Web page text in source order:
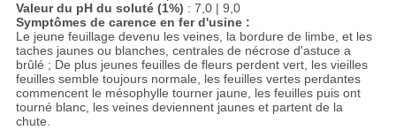
Valeur du pH du soluté (1%) : 7,0 | 9,0
Symptômes de carence en fer d'usine :
Le jeune feuillage devenu les veines, la bordure de limbe, et les
taches jaunes ou blanches, centrales de nécrose d'astuce a
brûlé ; De plus jeunes feuilles de fleurs perdent vert, les vieilles
feuilles semble toujours normale, les feuilles vertes perdantes
commencent le mésophylle tourner jaune, les feuilles puis ont
tourné blanc, les veines deviennent jaunes et partent de la
chute.